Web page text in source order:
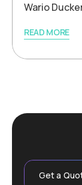
Wario
READ MORE
Get a